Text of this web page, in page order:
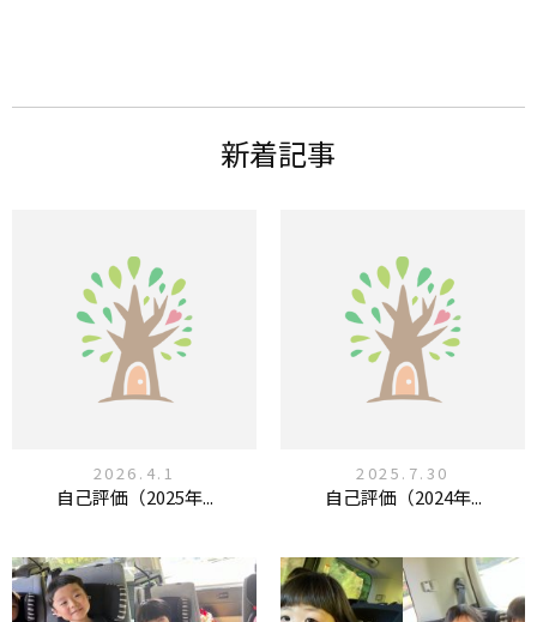
新着記事
2026.4.1
自己評価（2025年...
2025.7.30
自己評価（2024年...